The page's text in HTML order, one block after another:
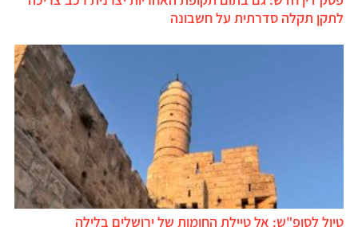
לתקן תקלה סדרתית על חשבונה
טיול לסופ"ש: אל טיילת החומות של ירושלים בלילה